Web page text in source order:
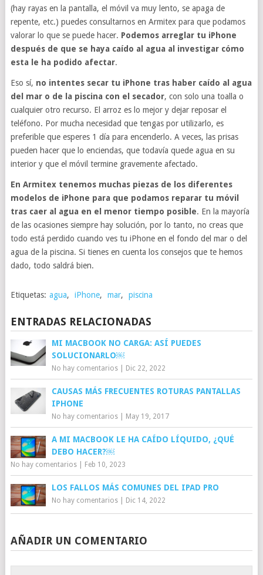
(hay rayas en la pantalla, el móvil va muy lento, se apaga de
repente, etc.) puedes consultarnos en Armitex para que podamos
valorar lo que se puede hacer. Podemos arreglar tu iPhone
después de que se haya caído al agua al investigar cómo
esta le ha podido afectar.
Eso sí, no intentes secar tu iPhone tras haber caído al agua
del mar o de la piscina con el secador, con solo una toalla o
cualquier otro recurso. El arroz es lo mejor y dejar reposar el
teléfono. Por mucha necesidad que tengas por utilizarlo, es
preferible que esperes 1 día para encenderlo. A veces, las prisas
pueden hacer que lo enciendas, que todavía quede agua en su
interior y que el móvil termine gravemente afectado.
En Armitex tenemos muchas piezas de los diferentes
modelos de iPhone para que podamos reparar tu móvil
tras caer al agua en el menor tiempo posible. En la mayoría
de las ocasiones siempre hay solución, por lo tanto, no creas que
todo está perdido cuando ves tu iPhone en el fondo del mar o del
agua de la piscina. Si tienes en cuenta los consejos que te hemos
dado, todo saldrá bien.
Etiquetas: agua, iPhone, mar, piscina
ENTRADAS RELACIONADAS
MI MACBOOK NO CARGA: ASÍ PUEDES
SOLUCIONARLO￼
No hay comentarios| Dic 22, 2022
CAUSAS MÁS FRECUENTES ROTURAS PANTALLAS
IPHONE
No hay comentarios| May 19, 2017
A MI MACBOOK LE HA CAÍDO LÍQUIDO, ¿QUÉ
DEBO HACER?￼
No hay comentarios| Feb 10, 2023
LOS FALLOS MÁS COMUNES DEL IPAD PRO
No hay comentarios| Dic 14, 2022
AÑADIR UN COMENTARIO